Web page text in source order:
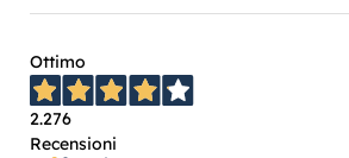
Ottimo
2.276
Recensioni